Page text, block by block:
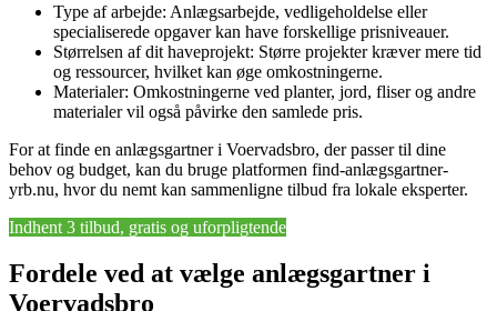
Type af arbejde: Anlægsarbejde, vedligeholdelse eller
specialiserede opgaver kan have forskellige prisniveauer.
Størrelsen af dit haveprojekt: Større projekter kræver mere tid
og ressourcer, hvilket kan øge omkostningerne.
Materialer: Omkostningerne ved planter, jord, fliser og andre
materialer vil også påvirke den samlede pris.
For at finde en anlægsgartner i Voervadsbro, der passer til dine
behov og budget, kan du bruge platformen find-anlægsgartner-
yrb.nu, hvor du nemt kan sammenligne tilbud fra lokale eksperter.
Indhent 3 tilbud, gratis og uforpligtende
Fordele ved at vælge anlægsgartner i
Voervadsbro